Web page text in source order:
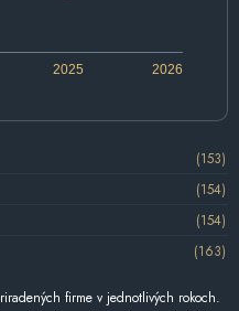
2026
2025
(153)
(154)
(154)
(163)
firme v jednotlivých rokoch.